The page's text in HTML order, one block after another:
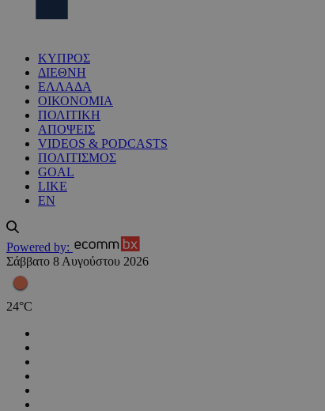
ΚΥΠΡΟΣ
ΔΙΕΘΝΗ
ΕΛΛΑΔΑ
ΟΙΚΟΝΟΜΙΑ
ΠΟΛΙΤΙΚΗ
ΑΠΟΨΕΙΣ
VIDEOS & PODCASTS
ΠΟΛΙΤΙΣΜΟΣ
GOAL
LIKE
EN
Powered by:
Σάββατο 8 Αυγούστου 2026
24°C